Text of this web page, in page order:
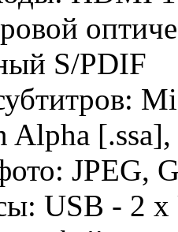
S/PDIF
Alpha
JPEG,
USB - 2 х